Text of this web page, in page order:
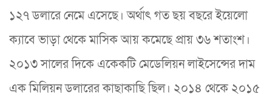
১২৭ ডলারে নেমে এসেছে। অর্থাৎ গত ছয় বছরে ইয়েলো
ক্যাবে ভাড়া থেকে মাসিক আয় কমেছে প্রায় ৩৬ শতাংশ।
২০১৩ সালের দিকে একেকটি মেডেলিয়ন লাইসেন্সের দাম
এক মিলিয়ন ডলারের কাছাকাছি ছিল। ২০১৪ থেকে ২০১৫